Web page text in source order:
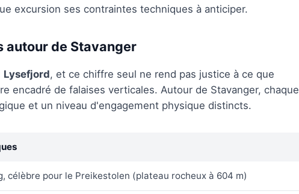
excursion ses contraintes techniques à anticiper.
autour de Stavanger
Lysefjord, et ce chiffre seul ne rend pas justice à ce que
encadré de falaises verticales. Autour de Stavanger, chaque
et un niveau d'engagement physique distincts.
célèbre pour le Preikestolen (plateau rocheux à 604 m)